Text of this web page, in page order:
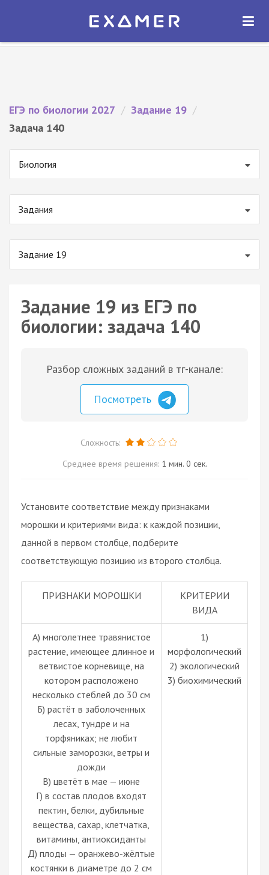
Экзамер — ЕГЭ 2027
ОТКРЫТЬ
ЕГЭ по биологии 2027 / Задание 19 /
Задача 140
Биология
Задания
Задание 19
Задание 19 из ЕГЭ по
биологии: задача 140
Разбор сложных заданий в тг-канале:
Посмотреть
Сложность:
Среднее время решения: 1 мин. 0 сек.
Установите соответствие между признаками
морошки и критериями вида: к каждой позиции,
данной в первом столбце, подберите
соответствующую позицию из второго столбца.
ПРИЗНАКИ МОРОШКИ
КРИТЕРИИ
ВИДА
А) многолетнее травянистое
растение, имеющее длинное и
ветвистое корневище, на
котором расположено
несколько стеблей до 30 см
Б) растёт в заболоченных
лесах, тундре и на
торфяниках; не любит
сильные заморозки, ветры и
дожди
В) цветёт в мае — июне
Г) в состав плодов входят
пектин, белки, дубильные
вещества, сахар, клетчатка,
витамины, антиоксиданты
Д) плоды — оранжево-жёлтые
костянки в диаметре до 2 см
1)
морфологический
2) экологический
3) биохимический